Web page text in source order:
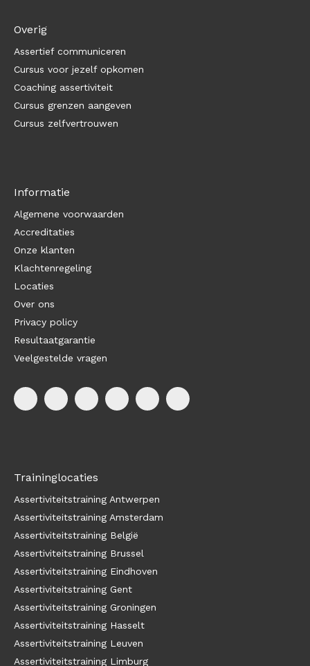
Overig
Assertief communiceren
Cursus voor jezelf opkomen
Coaching assertiviteit
Cursus grenzen aangeven
Cursus zelfvertrouwen
Informatie
Algemene voorwaarden
Accreditaties
Onze klanten
Klachtenregeling
Locaties
Over ons
Privacy policy
Resultaatgarantie
Veelgestelde vragen
Traininglocaties
Assertiviteitstraining Antwerpen
Assertiviteitstraining Amsterdam
Assertiviteitstraining België
Assertiviteitstraining Brussel
Assertiviteitstraining Eindhoven
Assertiviteitstraining Gent
Assertiviteitstraining Groningen
Assertiviteitstraining Hasselt
Assertiviteitstraining Leuven
Assertiviteitstraining Limburg